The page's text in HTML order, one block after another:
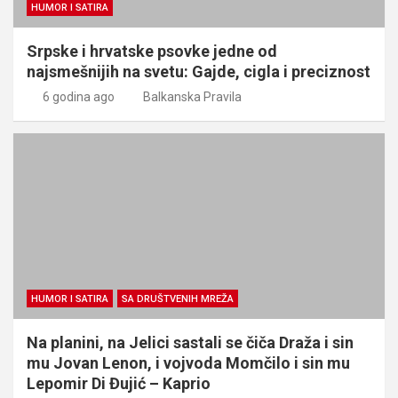
HUMOR I SATIRA
Srpske i hrvatske psovke jedne od
najsmešnijih na svetu: Gajde, cigla i preciznost
6 godina ago Balkanska Pravila
HUMOR I SATIRA SA DRUŠTVENIH MREŽA
Na planini, na Jelici sastali se čiča Draža i sin
mu Jovan Lenon, i vojvoda Momčilo i sin mu
Lepomir Di Đujić – Kaprio